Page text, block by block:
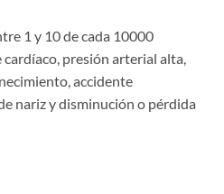
1 y 10 de cada 10000
presión arterial alta,
accidente
nariz y disminución o pérdida